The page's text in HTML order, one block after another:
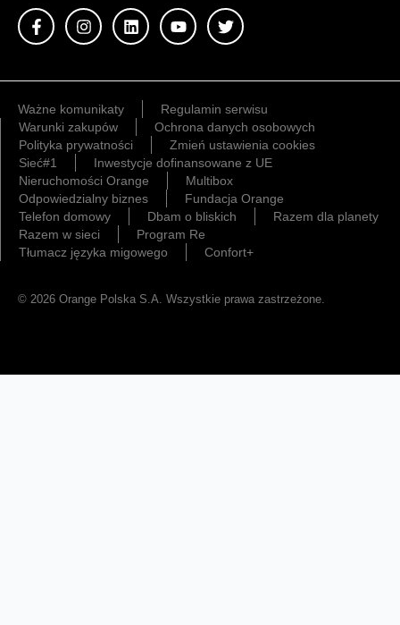
Ważne komunikaty
Regulamin serwisu
Warunki zakupów
Ochrona danych osobowych
Polityka prywatności
Zmień ustawienia cookies
Sieć#1
Inwestycje dofinansowane z UE
Nieruchomości Orange
Multibox
Odpowiedzialny biznes
Fundacja Orange
Telefon domowy
Dbam o bliskich
Razem dla planety
Razem w sieci
Program Re
Tłumacz języka migowego
Confort+
© 2026 Orange Polska S.A. Wszystkie prawa zastrzeżone.